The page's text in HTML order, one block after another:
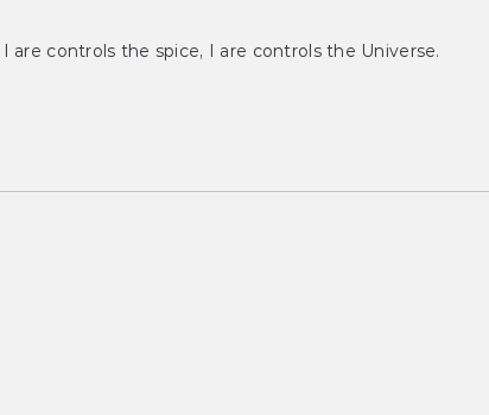
are controls the spice, I are controls the Universe.